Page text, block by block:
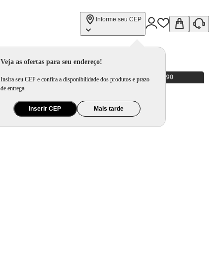
Informe seu CEP
Veja as ofertas para seu endereço!
Insira seu CEP e confira a disponibilidade dos produtos e prazo
de entrega.
Inserir CEP Mais tarde